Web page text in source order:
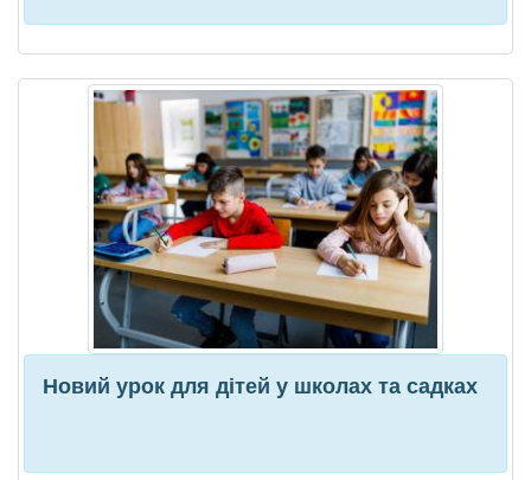
Новий урок для дітей у школах та садках